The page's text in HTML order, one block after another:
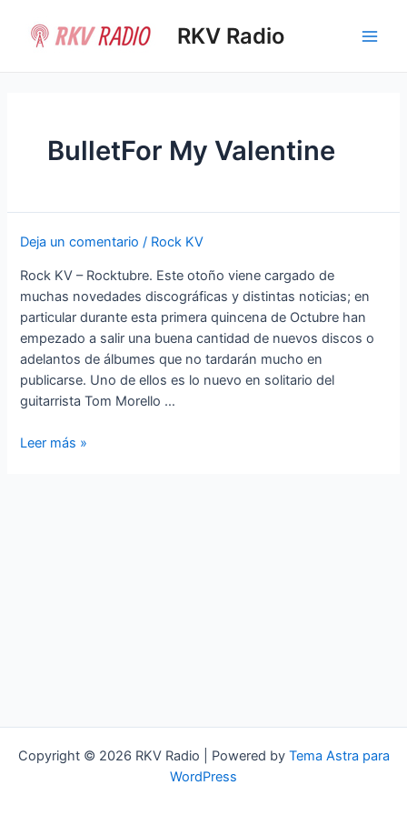
contenido
RKV Radio
BulletFor My Valentine
Deja un comentario / Rock KV
Rock KV – Rocktubre. Este otoño viene cargado de
muchas novedades discográficas y distintas noticias; en
particular durante esta primera quincena de Octubre han
empezado a salir una buena cantidad de nuevos discos o
adelantos de álbumes que no tardarán mucho en
publicarse. Uno de ellos es lo nuevo en solitario del
guitarrista Tom Morello …
Rock
Leer más »
Copyright © 2026 RKV Radio | Powered by Tema Astra para
WordPress